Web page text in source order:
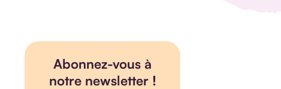
Abonnez-vous à
notre newsletter !